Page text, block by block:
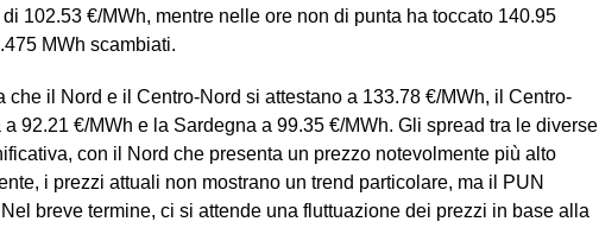
102.53 €/MWh, mentre nelle ore non di punta ha toccato 140.95
MWh scambiati.
il Nord e il Centro-Nord si attestano a 133.78 €/MWh, il Centro-
92.21 €/MWh e la Sardegna a 99.35 €/MWh. Gli spread tra le diverse
con il Nord che presenta un prezzo notevolmente più alto
i prezzi attuali non mostrano un trend particolare, ma il PUN
breve termine, ci si attende una fluttuazione dei prezzi in base alla